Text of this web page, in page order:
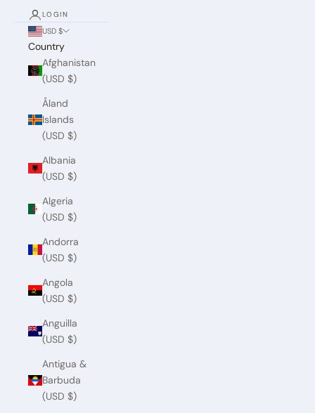
LOGIN
USD $
Country
Afghanistan
(USD $)
Åland
Islands
(USD $)
Albania
(USD $)
Algeria
(USD $)
Andorra
(USD $)
Angola
(USD $)
Anguilla
(USD $)
Antigua &
Barbuda
(USD $)